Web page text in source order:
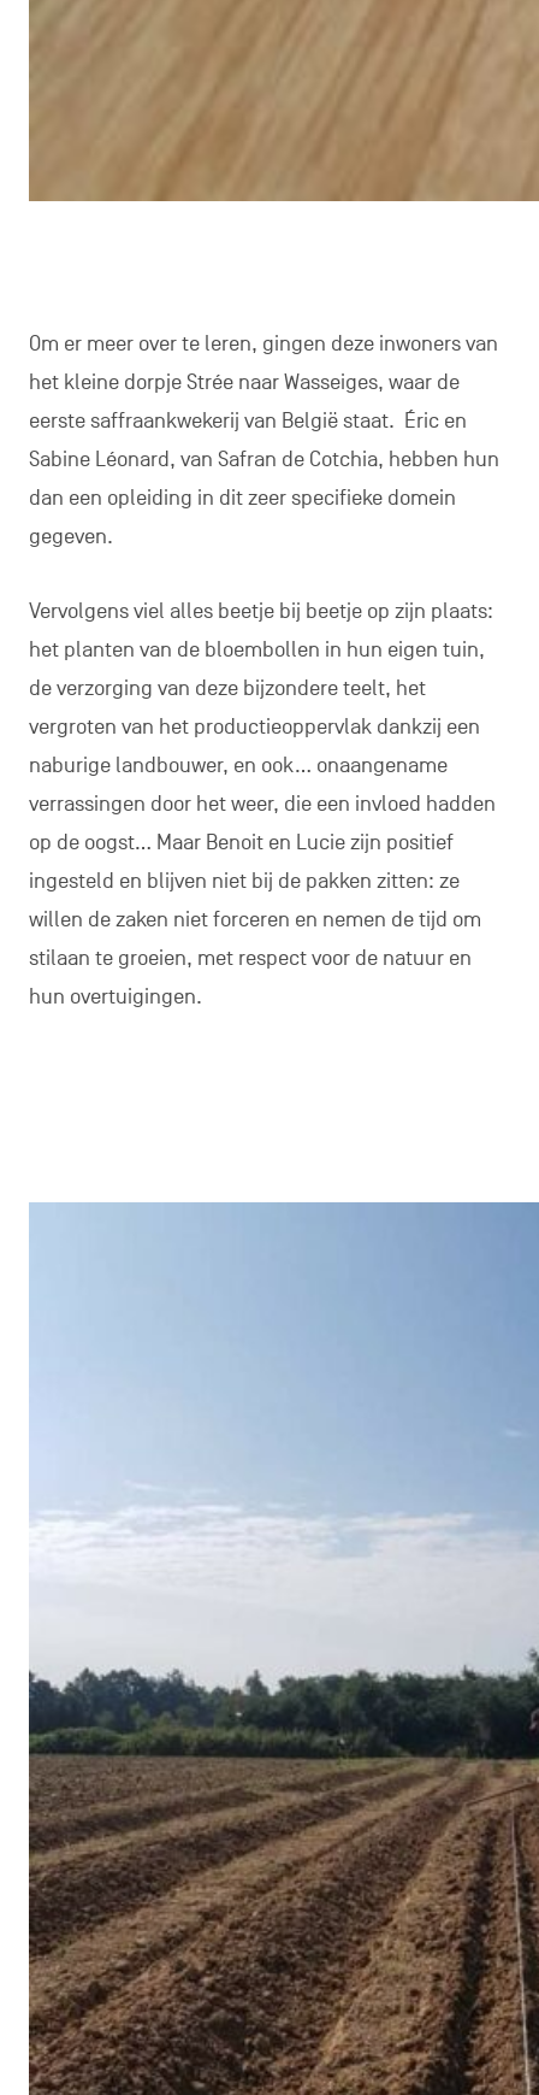
Om er meer over te leren, gingen deze inwoners van
het kleine dorpje Strée naar Wasseiges, waar de
eerste saffraankwekerij van België staat. Éric en
Sabine Léonard, van Safran de Cotchia, hebben hun
dan een opleiding in dit zeer specifieke domein
gegeven.
Vervolgens viel alles beetje bij beetje op zijn plaats:
het planten van de bloembollen in hun eigen tuin,
de verzorging van deze bijzondere teelt, het
vergroten van het productieoppervlak dankzij een
naburige landbouwer, en ook… onaangename
verrassingen door het weer, die een invloed hadden
op de oogst… Maar Benoit en Lucie zijn positief
ingesteld en blijven niet bij de pakken zitten: ze
willen de zaken niet forceren en nemen de tijd om
stilaan te groeien, met respect voor de natuur en
hun overtuigingen.